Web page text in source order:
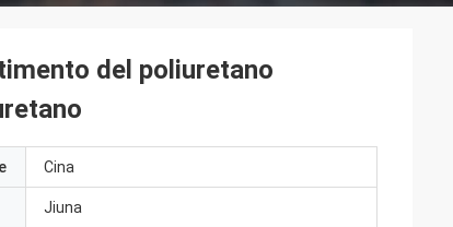
del poliuretano
Cina
Jiuna